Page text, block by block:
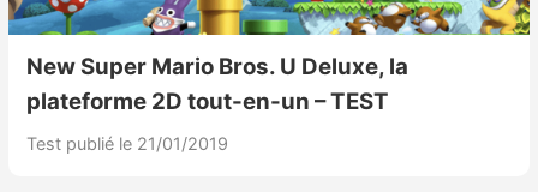
New Super Mario Bros. U Deluxe, la
plateforme 2D tout-en-un – TEST
Test publié le 21/01/2019